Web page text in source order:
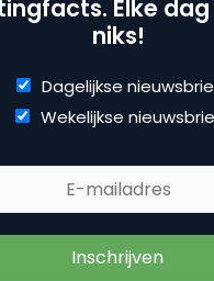
bierproeverij
Elke dag
niks!
Dagelijkse
Wekelijkse